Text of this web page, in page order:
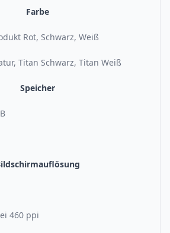
Farbe
Rot, Schwarz, Weiß
Titan Schwarz, Titan Weiß
Speicher
460 ppi